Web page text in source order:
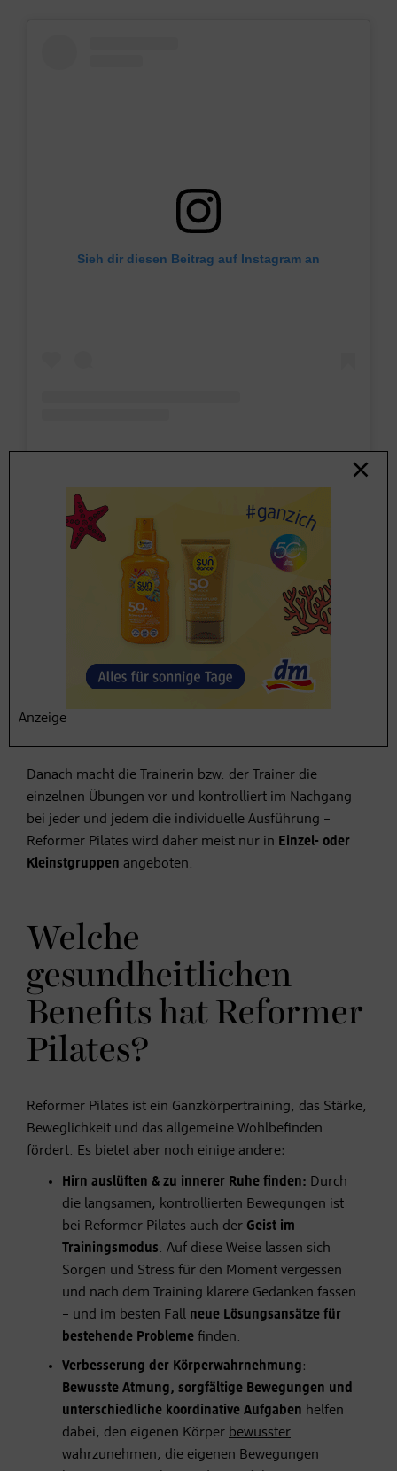
Sieh dir diesen Beitrag auf Instagram an
Wie läuft das Training
bei Reformer Pilates
m mit dem Pilates Reformer warm zu werden, bieten
viele StudiosEinführungsklassen oder -sessions
denen erstmal die Funktionsweise und der Umgang mit
Danach macht die Trainerin bzw. der Trainer die
einzelnen Übungen vor und kontrolliert im Nachgang
bei jeder und jedem die individuelle Ausführung –
Reformer Pilates wird daher meist nur in Einzel- oder
Kleinstgruppen angeboten.
Welche
gesundheitlichen
Benefits hat Reformer
Pilates?
Reformer Pilates ist ein Ganzkörpertraining, das Stärke,
Beweglichkeit und das allgemeine Wohlbefinden
fördert. Es bietet aber noch einige andere:
Hirn auslüften & zu innerer Ruhe finden: Durch
die langsamen, kontrollierten Bewegungen ist
bei Reformer Pilates auch der Geist im
Trainingsmodus. Auf diese Weise lassen sich
Sorgen und Stress für den Moment vergessen
und nach dem Training klarere Gedanken fassen
– und im besten Fall neue Lösungsansätze für
bestehende Probleme finden.
Verbesserung der Körperwahrnehmung:
Bewusste Atmung, sorgfältige Bewegungen und
unterschiedliche koordinative Aufgaben helfen
dabei, den eigenen Körper bewusster
wahrzunehmen, die eigenen Bewegungen
Anzeige